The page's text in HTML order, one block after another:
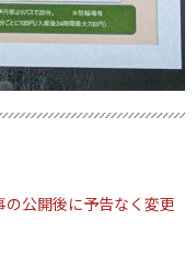
公開後に予告なく変更